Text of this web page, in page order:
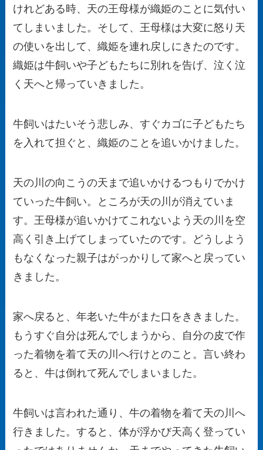
けれどある時、天の王母様が織姫のことに気付い
てしまいました。そして、王母様は大変に怒り天
の使いを出して、織姫を連れ戻しにきたのです。
織姫は牛飼いや子どもたちに別れを告げ、泣く泣
く天へと帰っていきました。
牛飼いはたいそう悲しみ、すぐカゴに子どもたち
を入れて担ぐと、織姫のことを追いかけました。
天の川の向こうの天まで追いかけるつもりでかけ
ていった牛飼い。ところが天の川が消えていま
す。王母様が追いかけてこれないよう天の川を空
高く引き上げてしまっていたのです。どうしよう
もなくなった親子はがっかりして家へと戻ってい
きました。
家へ戻ると、年老いた牛がまた口をききました。
もうすぐ自分は死んでしまうから、自分の皮で作
った着物を着て天の川へ行けとのこと。言い終わ
ると、牛は倒れて死んでしまいました。
牛飼いは言われた通り、牛の着物を着て天の川へ
行きました。すると、体が浮かび天高く登ってい